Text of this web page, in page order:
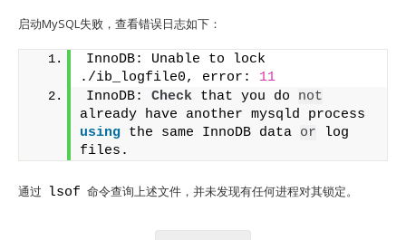
启动MySQL失败，查看错误日志如下：
InnoDB: Unable to lock
./ib_logfile0, error: 11
InnoDB: Check that you do not
using the same InnoDB data or log
files.
通过 lsof 命令查询上述文件，并未发现有任何进程对其锁定。